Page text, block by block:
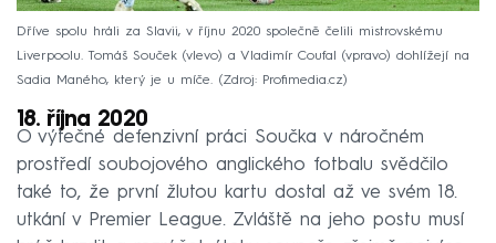
Dříve spolu hráli za Slavii, v říjnu 2020 společně čelili mistrovskému
Liverpoolu. Tomáš Souček (vlevo) a Vladimír Coufal (vpravo) dohlížejí na
Sadia Maného, který je u míče.
Zdroj: Profimedia.cz
18. října 2020
O výtečné defenzivní práci Součka v náročném
prostředí soubojového anglického fotbalu svědčilo
také to, že první žlutou kartu dostal až ve svém 18.
utkání v Premier League. Zvláště na jeho postu musí